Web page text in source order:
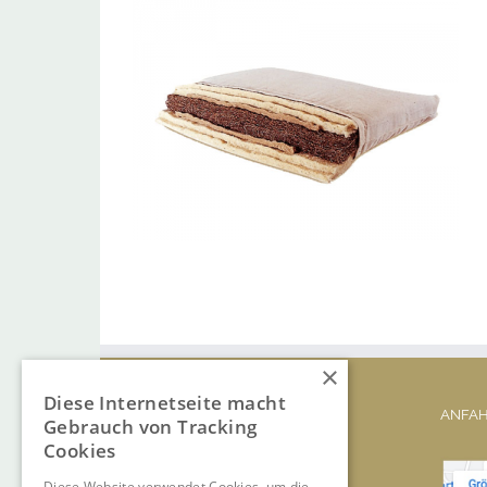
ADRESSE
×
Diese Internetseite macht
Gebrauch von Tracking
Cookies